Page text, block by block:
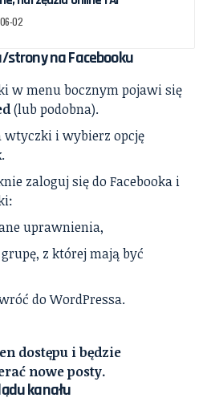
02
strony na Facebooku
w menu bocznym pojawi się
(lub podobna).
i wybierz opcję
.
zaloguj się do Facebooka i
uprawnienia,
z której mają być
do WordPressa.
dostępu i będzie
nowe posty.
kanału